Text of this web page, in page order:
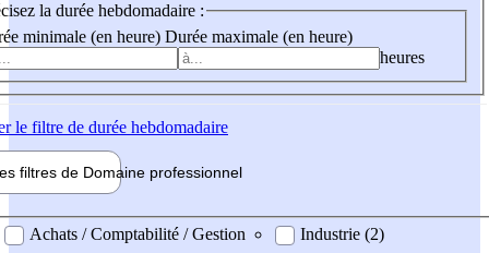
la durée hebdomadaire :
minimale (en heure) Durée maximale (en heure)
heures
le filtre de durée hebdomadaire
filtres de Domaine professionnel
professionel
Achats / Comptabilité / Gestion
Industrie (2)